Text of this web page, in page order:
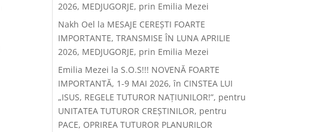
2026, MEDJUGORJE, prin Emilia Mezei
Nakh Oel la MESAJE CEREȘTI FOARTE
IMPORTANTE, TRANSMISE ÎN LUNA APRILIE
2026, MEDJUGORJE, prin Emilia Mezei
Emilia Mezei la S.O.S!!! NOVENĂ FOARTE
IMPORTANTĂ, 1-9 MAI 2026, în CINSTEA LUI
„ISUS, REGELE TUTUROR NAȚIUNILOR!”, pentru
UNITATEA TUTUROR CREȘTINILOR, pentru
PACE, OPRIREA TUTUROR PLANURILOR